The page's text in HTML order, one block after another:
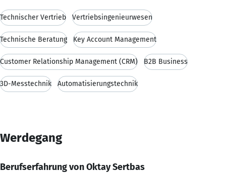
Technischer Vertrieb Vertriebsingenieurwesen
Technische Beratung Key Account Management
Customer Relationship Management (CRM) B2B Business
3D-Messtechnik Automatisierungstechnik
Werdegang
Berufserfahrung von Oktay Sertbas